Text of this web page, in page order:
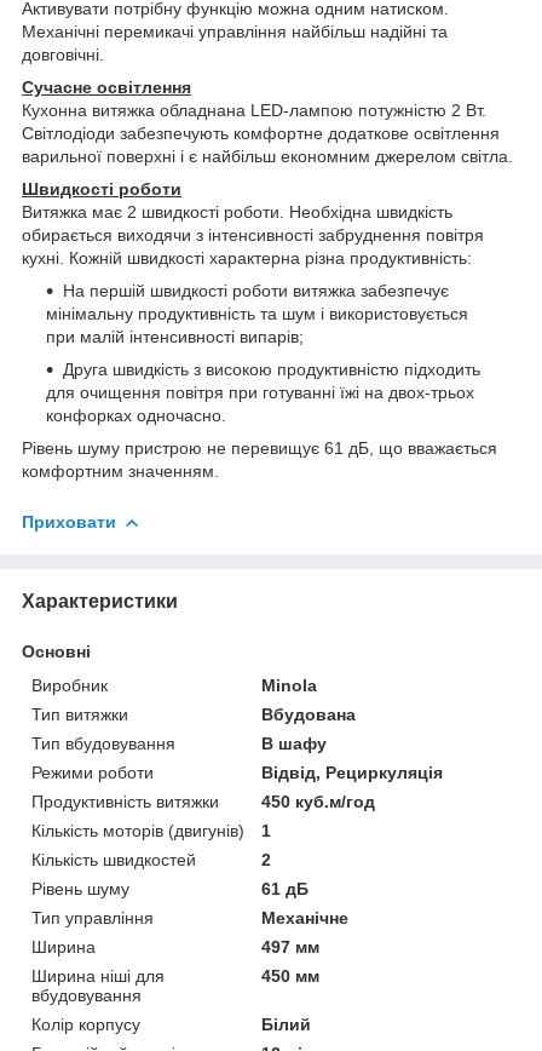
Активувати потрібну функцію можна одним натиском.
Механічні перемикачі управління найбільш надійні та
довговічні.
Сучасне освітлення
Кухонна витяжка обладнана LED-лампою потужністю 2 Вт.
Світлодіоди забезпечують комфортне додаткове освітлення
варильної поверхні і є найбільш економним джерелом світла.
Швидкості роботи
Витяжка має 2 швидкості роботи. Необхідна швидкість
обирається виходячи з інтенсивності забруднення повітря
кухні. Кожній швидкості характерна різна продуктивність:
На першій швидкості роботи витяжка забезпечує
мінімальну продуктивність та шум і використовується
при малій інтенсивності випарів;
Друга швидкість з високою продуктивністю підходить
для очищення повітря при готуванні їжі на двох-трьох
конфорках одночасно.
Рівень шуму пристрою не перевищує 61 дБ, що вважається
комфортним значенням.
Приховати
Характеристики
Основні
Виробник
Minola
Тип витяжки
Вбудована
Тип вбудовування
В шафу
Режими роботи
Відвід, Рециркуляція
Продуктивність витяжки
450 куб.м/год
Кількість моторів (двигунів)
1
Кількість швидкостей
2
Рівень шуму
61 дБ
Тип управління
Механічне
Ширина
497 мм
Ширина ніші для
вбудовування
450 мм
Колір корпусу
Білий